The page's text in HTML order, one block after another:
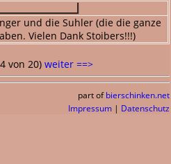
und die Suhler (die die ganze
Vielen Dank Stoibers!!!)
von 20) weiter ==>
part of bierschinken.net
Impressum | Datenschutz